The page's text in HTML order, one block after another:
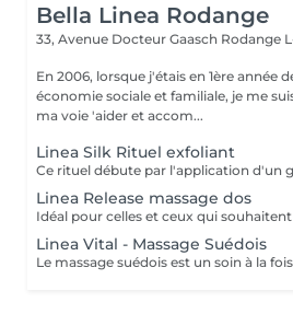
Bella Linea Rodange
33, Avenue Docteur Gaasch Rodange
En 2006, lorsque j'étais en 1ère année
économie sociale et familiale, je me
ma voie 'aider et accom...
Linea Silk Rituel exfoliant
Linea Release massage dos
Linea Vital - Massage Suédois